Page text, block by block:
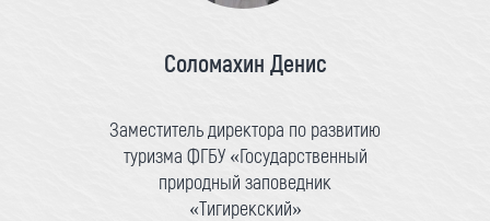
Соломахин Денис
Заместитель директора по развитию
туризма ФГБУ «Государственный
природный заповедник
«Тигирекский»